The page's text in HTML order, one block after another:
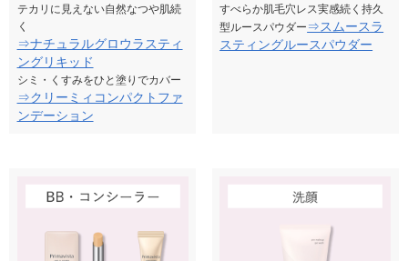
テカリに見えない自然なつや肌続
く
⇒ナチュラルグロウラスティ
ングリキッド
シミ・くすみをひと塗りでカバー
⇒クリーミィコンパクトファ
ンデーション
すべらか肌毛穴レス実感続く持久
型ルースパウダー ⇒スムースラ
スティングルースパウダー